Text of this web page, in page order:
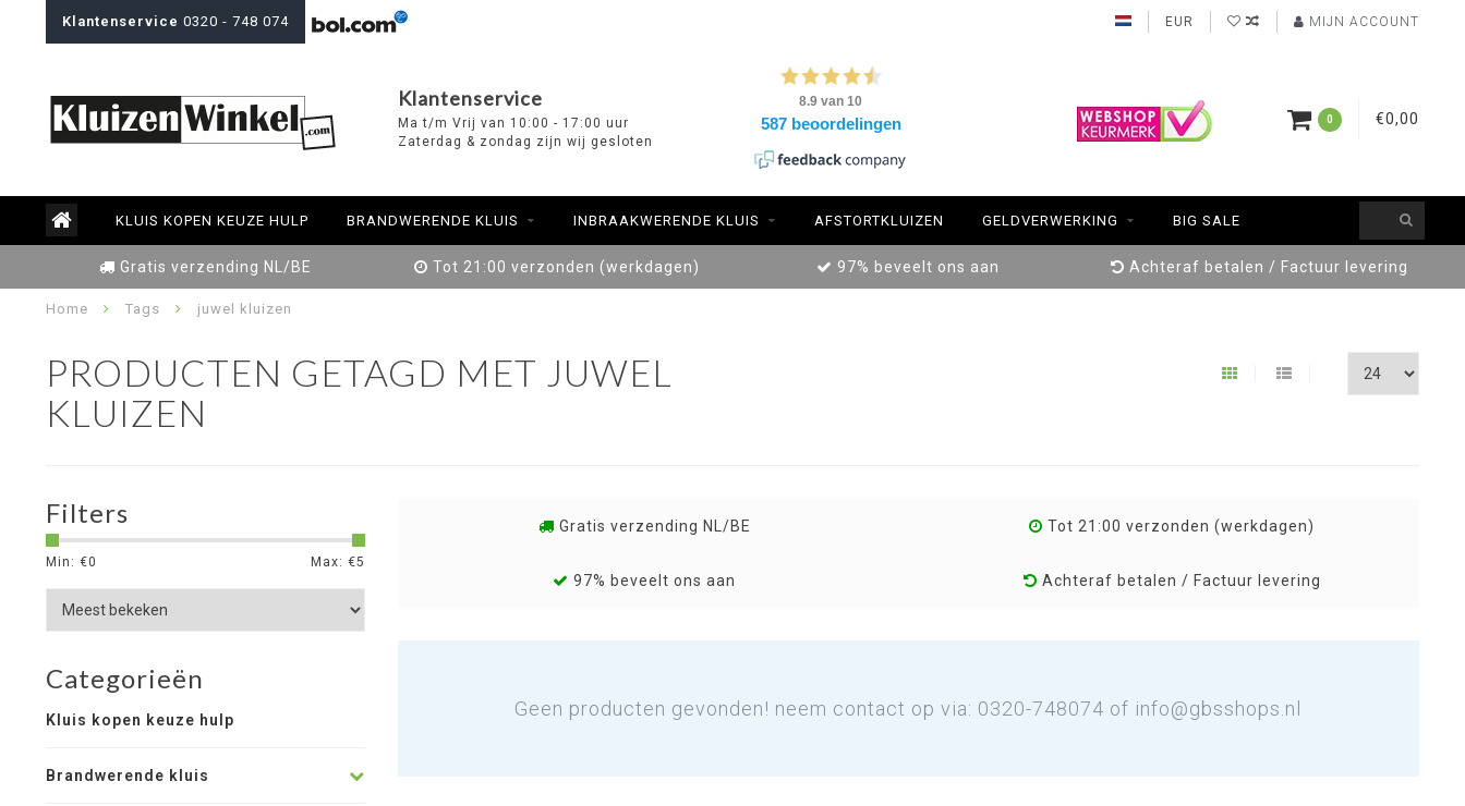
Klantenservice 0320 - 748 074 EUR MIJN ACCOUNT
Klantenservice
Ma t/m Vrij van 10:00 - 17:00 uur
Zaterdag & zondag zijn wij gesloten
0 €0,00
KLUIS KOPEN KEUZE HULP BRANDWERENDE KLUIS INBRAAKWERENDE KLUIS AFSTORTKLUIZEN GELDVERWERKING BIG SALE
Gratis verzending NL/BE Tot 21:00 verzonden (werkdagen) 97% beveelt ons aan Achteraf betalen / Factuur levering
Home Tags juwel kluizen
PRODUCTEN GETAGD MET JUWEL
KLUIZEN
Filters
Min: €0 Max: €5
Categorieën
Kluis kopen keuze hulp
Brandwerende kluis
Gratis verzending NL/BE Tot 21:00 verzonden (werkdagen)
97% beveelt ons aan Achteraf betalen / Factuur levering
Geen producten gevonden! neem contact op via: 0320-748074 of info@gbsshops.nl